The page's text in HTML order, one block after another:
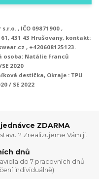
, IČO 09871900 ,
431 43 Hrušovany, kontakt:
, +420608125123.
osoba: Natálie Franců
2020
destička, Okraje : TPU
/ SE 2022
ZDARMA
? Zrealizujeme Vám ji.
dnů
do 7 pracovních dnů
individuálně)